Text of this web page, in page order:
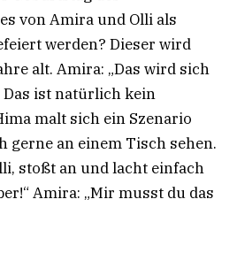
von Amira und Olli als
werden? Dieser wird
alt. Amira: „Das wird sich
ist natürlich kein
malt sich ein Szenario
gerne an einem Tisch sehen.
stoßt an und lacht einfach
Amira: „Mir musst du das